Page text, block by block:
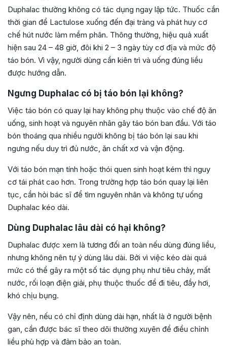
Duphalac thường không có tác dụng ngay lập tức. Thuốc cần
thời gian để Lactulose xuống đến đại tràng và phát huy cơ
chế hút nước làm mềm phân. Thông thường, hiệu quả xuất
hiện sau 24 – 48 giờ, đôi khi 2 – 3 ngày tùy cơ địa và mức độ
táo bón. Vì vậy, người dùng cần kiên trì và uống đúng liều
được hướng dẫn.
Ngưng Duphalac có bị táo bón lại không?
Việc táo bón có quay lại hay không phụ thuộc vào chế độ ăn
uống, sinh hoạt và nguyên nhân gây táo bón ban đầu. Với táo
bón thoáng qua nhiều người không bị táo bón lại sau khi
ngưng nếu duy trì đủ nước, ăn chất xơ và vận động.
Với táo bón mạn tính hoặc thói quen sinh hoạt kém thì nguy
cơ tái phát cao hơn. Trong trường hợp táo bón quay lại liên
tục, cần hỏi bác sĩ để tìm nguyên nhân và không tự uống
Duphalac kéo dài.
Dùng Duphalac lâu dài có hại không?
Duphalac được xem là tương đối an toàn nếu dùng đúng liều,
nhưng không nên tự ý dùng lâu dài. Bởi vì việc kéo dài quá
mức có thể gây ra một số tác dụng phụ như tiêu chảy, mất
nước, rối loạn điện giải, phụ thuộc thuốc để đi tiêu, đầy hơi,
khó chịu bụng.
Vậy nên, nếu có chỉ định dùng dài hạn, nhất là ở người bệnh
gan, cần được bác sĩ theo dõi thường xuyên để điều chỉnh
liều phù hợp và đảm bảo an toàn.